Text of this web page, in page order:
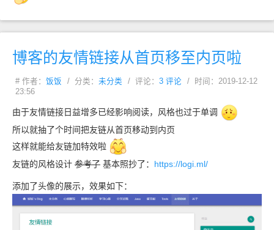
博客的友情链接从首页移至内页啦
# 作者： 饭饭 / 分类： 未分类 / 评论： 3 评论
/ 时间：2019-12-12
23:56
由于友情链接日益增多已经影响阅读，风格也过于单调
所以就抽了个时间把友链从首页移动到内页
这样就能给友链加特效啦
友链的风格设计 参考了 基本照抄了： https://logi.ml/
添加了头像的展示，效果如下：